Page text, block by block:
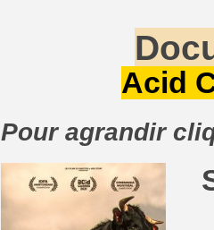
Acid
Pour agrandir